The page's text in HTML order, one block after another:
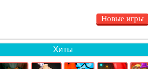
Новые игры
Хиты